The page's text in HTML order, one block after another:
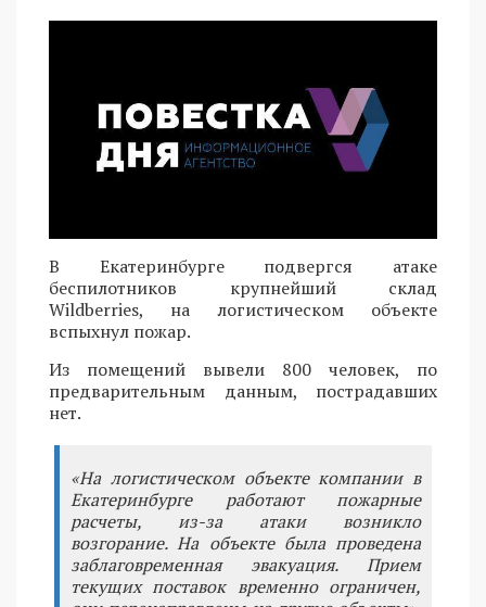
В Екатеринбурге подвергся атаке
беспилотников крупнейший склад
Wildberries, на логистическом объекте
вспыхнул пожар.
Из помещений вывели 800 человек, по
предварительным данным, пострадавших
нет.
«На логистическом объекте компании в
Екатеринбурге работают пожарные
расчеты, из-за атаки возникло
возгорание. На объекте была проведена
заблаговременная эвакуация. Прием
текущих поставок временно ограничен,